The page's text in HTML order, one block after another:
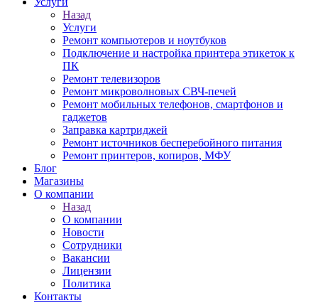
Назад
Услуги
Ремонт компьютеров и ноутбуков
Подключение и настройка принтера этикеток к
ПК
Ремонт телевизоров
Ремонт микроволновых СВЧ-печей
Ремонт мобильных телефонов, смартфонов и
гаджетов
Заправка картриджей
Ремонт источников бесперебойного питания
Ремонт принтеров, копиров, МФУ
Блог
Магазины
О компании
Назад
О компании
Новости
Сотрудники
Вакансии
Лицензии
Политика
Контакты